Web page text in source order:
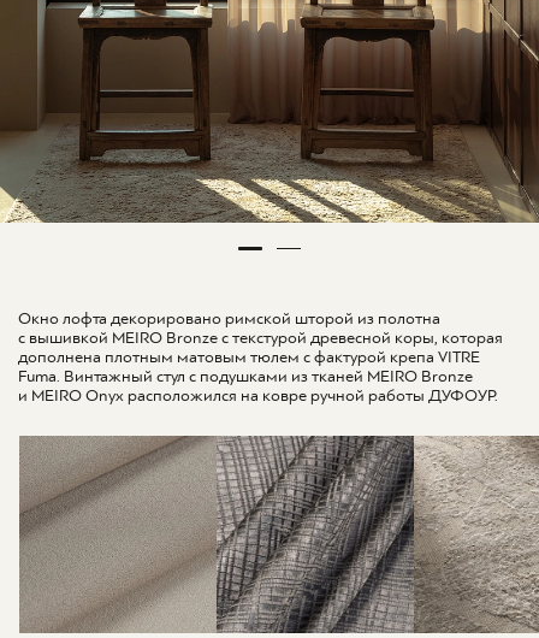
Окно лофта декорировано римской шторой из полотна
с вышивкой MEIRO Bronze с текстурой древесной коры, которая
дополнена плотным матовым тюлем с фактурой крепа VITRE
Fuma. Винтажный стул с подушками из тканей MEIRO Bronze
и MEIRO Onyx расположился на ковре ручной работы ДУФОУР.